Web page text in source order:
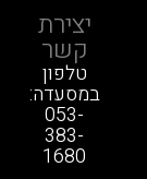
יצירת
קשר
טלפון
במסעדה:
053-
383-
1680